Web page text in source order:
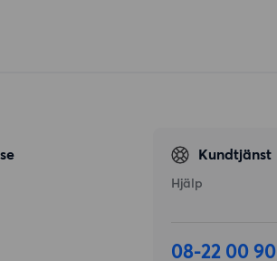
Kundtjänst
Hjälp
08-22 00 90